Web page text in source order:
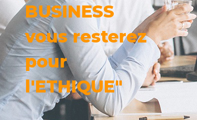
BUSINESS
vous resterez
pour
l'ETHIQUE"